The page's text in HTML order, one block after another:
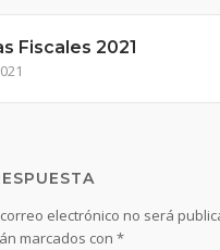
Fiscales 2021
electrónico no será
marcados con *